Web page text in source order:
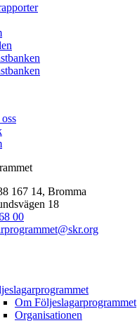
167 14, Bromma
18
00
Om Följeslagarprogrammet
Organisationen